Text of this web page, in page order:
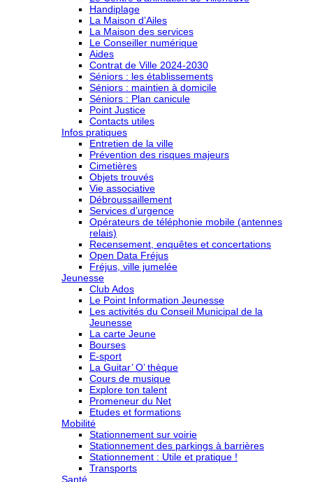
Handiplage
La Maison d’Ailes
La Maison des services
Le Conseiller numérique
Aides
Contrat de Ville 2024-2030
Séniors : les établissements
Séniors : maintien à domicile
Séniors : Plan canicule
Point Justice
Contacts utiles
Infos pratiques
Entretien de la ville
Prévention des risques majeurs
Cimetières
Objets trouvés
Vie associative
Débroussaillement
Services d’urgence
Opérateurs de téléphonie mobile (antennes
relais)
Recensement, enquêtes et concertations
Open Data Fréjus
Fréjus, ville jumelée
Jeunesse
Club Ados
Le Point Information Jeunesse
Les activités du Conseil Municipal de la
Jeunesse
La carte Jeune
Bourses
E-sport
La Guitar’ O’ thèque
Cours de musique
Explore ton talent
Promeneur du Net
Etudes et formations
Mobilité
Stationnement sur voirie
Stationnement des parkings à barrières
Stationnement : Utile et pratique !
Transports
Santé